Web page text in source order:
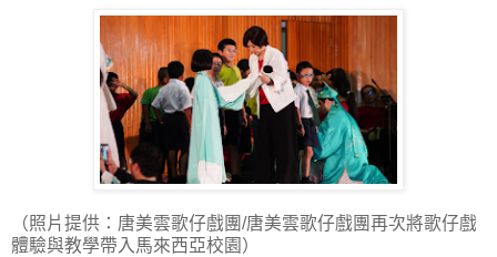
（照片提供：唐美雲歌仔戲團/唐美雲歌仔戲團再次將歌仔戲
體驗與教學帶入馬來西亞校園）